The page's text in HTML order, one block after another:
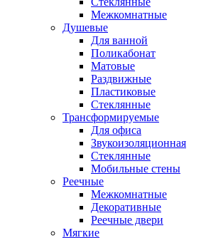
Межкомнатные
Душевые
Для ванной
Поликабонат
Матовые
Раздвижные
Пластиковые
Стеклянные
Трансформируемые
Для офиса
Звукоизоляционная
Стеклянные
Мобильные стены
Реечные
Межкомнатные
Декоративные
Реечные двери
Мягкие